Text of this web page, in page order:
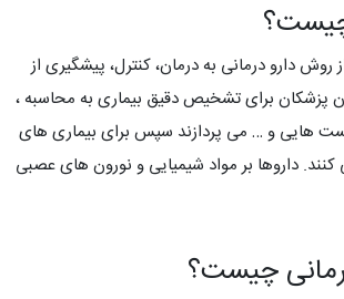
چیست؟
روش دارو درمانی به درمان، کنترل، پیشگیری از
پزشکان برای تشخیص دقیق بیماری به محاسبه ،
تست هایی و … می پردازند سپس برای بیماری های
داروها بر مواد شیمیایی و نورون های عصبی
چیست؟